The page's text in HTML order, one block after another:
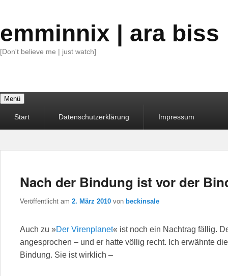
emminnix | ara biss
[Don't believe me | just watch]
Menü
MenüStart Datenschutzerklärung Impressum
Nach der Bindung ist vor der
Veröffentlicht am 2. März 2010 von beckinsale
Auch zu »Der Virenplanet« ist noch ein Nachtrag fällig.
angesprochen – und er hatte völlig recht. Ich erwähnte
Bindung. Sie ist wirklich –